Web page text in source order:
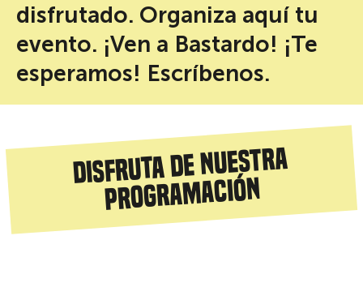
disfrutado. Organiza aquí tu
evento. ¡Ven a Bastardo! ¡Te
esperamos! Escríbenos.
Disfruta de nuestra
programación